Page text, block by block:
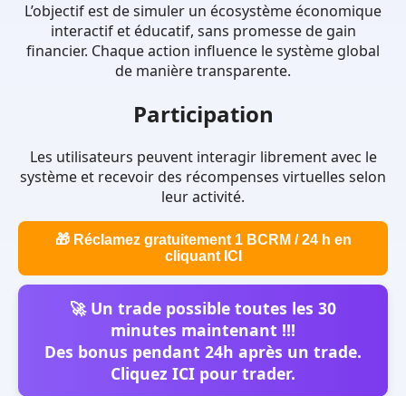
L’objectif est de simuler un écosystème économique
interactif et éducatif, sans promesse de gain
financier. Chaque action influence le système global
de manière transparente.
Participation
Les utilisateurs peuvent interagir librement avec le
système et recevoir des récompenses virtuelles selon
leur activité.
🎁 Réclamez gratuitement 1 BCRM / 24 h en
cliquant ICI
🚀 Un trade possible toutes les 30
minutes maintenant !!!
Des bonus pendant 24h après un trade.
Cliquez ICI pour trader.